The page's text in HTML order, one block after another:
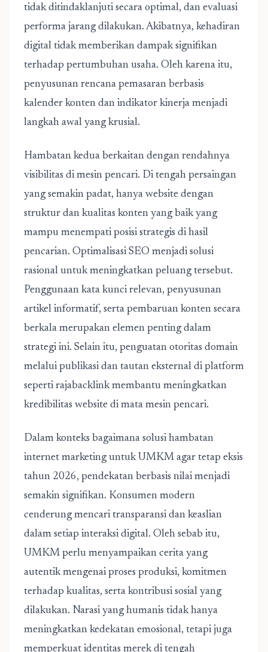
tidak ditindaklanjuti secara optimal, dan evaluasi
performa jarang dilakukan. Akibatnya, kehadiran
digital tidak memberikan dampak signifikan
terhadap pertumbuhan usaha. Oleh karena itu,
penyusunan rencana pemasaran berbasis
kalender konten dan indikator kinerja menjadi
langkah awal yang krusial.
Hambatan kedua berkaitan dengan rendahnya
visibilitas di mesin pencari. Di tengah persaingan
yang semakin padat, hanya website dengan
struktur dan kualitas konten yang baik yang
mampu menempati posisi strategis di hasil
pencarian. Optimalisasi SEO menjadi solusi
rasional untuk meningkatkan peluang tersebut.
Penggunaan kata kunci relevan, penyusunan
artikel informatif, serta pembaruan konten secara
berkala merupakan elemen penting dalam
strategi ini. Selain itu, penguatan otoritas domain
melalui publikasi dan tautan eksternal di platform
seperti rajabacklink membantu meningkatkan
kredibilitas website di mata mesin pencari.
Dalam konteks bagaimana solusi hambatan
internet marketing untuk UMKM agar tetap eksis
tahun 2026, pendekatan berbasis nilai menjadi
semakin signifikan. Konsumen modern
cenderung mencari transparansi dan keaslian
dalam setiap interaksi digital. Oleh sebab itu,
UMKM perlu menyampaikan cerita yang
autentik mengenai proses produksi, komitmen
terhadap kualitas, serta kontribusi sosial yang
dilakukan. Narasi yang humanis tidak hanya
meningkatkan kedekatan emosional, tetapi juga
memperkuat identitas merek di tengah